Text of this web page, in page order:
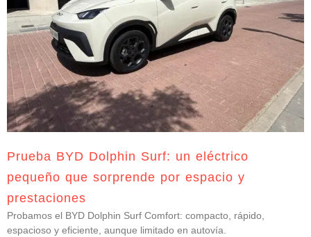
Prueba BYD Dolphin Surf: un eléctrico
pequeño que sorprende por espacio y
prestaciones
Probamos el BYD Dolphin Surf Comfort: compacto, rápido,
espacioso y eficiente, aunque limitado en autovía.